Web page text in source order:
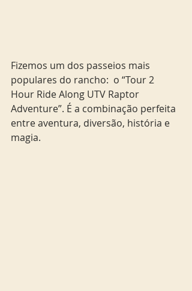
Fizemos um dos passeios mais
populares do rancho:  o “Tour 2
Hour Ride Along UTV Raptor
Adventure”. É a combinação perfeita
entre aventura, diversão, história e
magia.